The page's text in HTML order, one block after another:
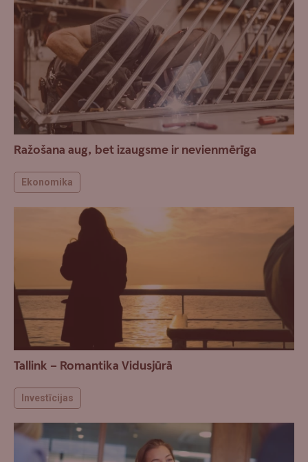
Ražošana aug, bet izaugsme ir nevienmērīga
Ekonomika
Tallink – Romantika Vidusjūrā
Investīcijas